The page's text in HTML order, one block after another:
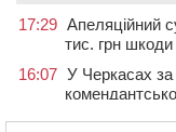
17:29 Апеляційний
тис. грн
16:07 У Черкасах за
15:12 На